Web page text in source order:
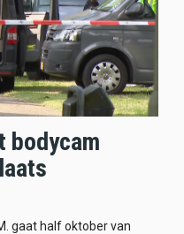
bodycam
gaat half oktober van